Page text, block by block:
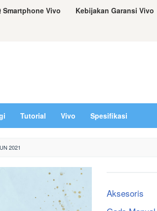
Smartphone Vivo Kebijakan Garansi Vivo
Tutorial Vivo Spesifikasi
2021
Aksesoris